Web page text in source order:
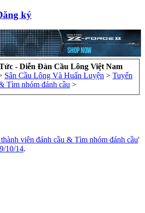
ký
- Diễn Đàn Cầu Lông Việt Nam
Sân Cầu Lông Và Huấn Luyện > Tuyển
Tìm nhóm đánh cầu >
viên đánh cầu & Tìm nhóm đánh cầu'
10/14.